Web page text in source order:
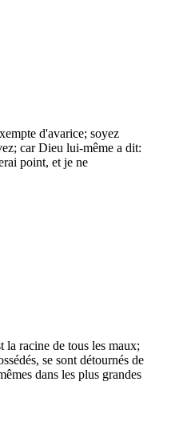
d'avarice; soyez
car Dieu lui-même a dit:
point, et je ne
la racine de tous les maux;
se sont détournés de
dans les plus grandes